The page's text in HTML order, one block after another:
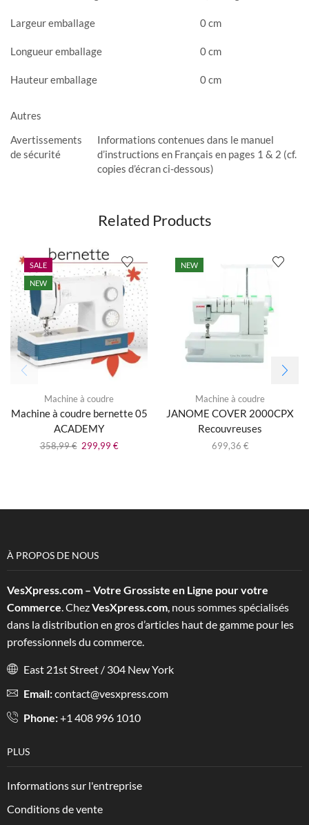
Largeur emballage 0 cm
Longueur emballage 0 cm
Hauteur emballage 0 cm
Autres
Avertissements
de sécurité
Informations contenues dans le manuel
d’instructions en Français en pages 1 & 2 (cf.
copies d’écran ci-dessous)
Related Products
SALE
NEW
Machine à coudre
Machine à coudre bernette 05
ACADEMY
358,99€ 299,99 €
NEW
Machine à coudre
JANOME COVER 2000CPX
Recouvreuses
699,36 €
À PROPOS DE NOUS
VesXpress.com – Votre Grossiste en Ligne pour votre
Commerce. ChezVesXpress.com, nous sommes spécialisés
dans la distribution en gros d’articles haut de gamme pour les
professionnels du commerce.
East 21st Street / 304 New York
Email:contact@vesxpress.com
Phone:+1 408 996 1010
PLUS
Informations sur l'entreprise
Conditions de vente